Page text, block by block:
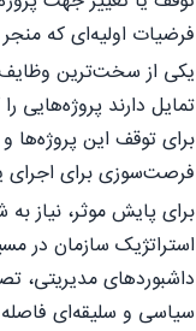
فرضیات اولیه‌ای که
یکی از سخت‌ترین وظایف
تمایل دارند پروژه‌هایی
برای توقف این پروژه‌ها
فرصت‌سوزی برای اجرای
برای پایش موثر، نیاز
استراتژیک سازمان در
داشبوردهای مدیریتی،
سیاسی و سلیقه‌ای